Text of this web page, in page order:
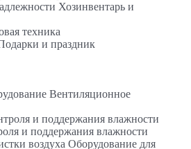
Хозинвентарь и
техника
и праздник
Вентиляционное
и поддержания влажности
Оборудование для